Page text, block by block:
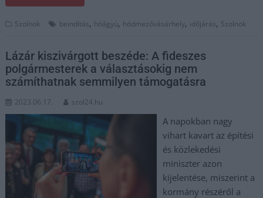
Szolnok beindítás, hóágyú, hódmezővásárhely, időjárás, Szolnok
Lázár kiszivárgott beszéde: A fideszes
polgármesterek a választásokig nem
számíthatnak semmilyen támogatásra
2023.06.17. szol24.hu
A napokban nagy
vihart kavart az építési
és közlekedési
miniszter azon
kijelentése, miszerint a
kormány részéről a